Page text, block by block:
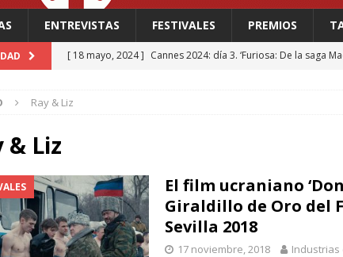
ENTREVISTAS FESTIVALES PREMIOS
[ 18 mayo, 2024 ] Cannes 2024: día 3. ‘Furiosa: De la saga
[ 18 mayo, 2024 ]
FESTIVALES
[ 12 febrero, 2024 ]
arte”
ENTREVISTAS
Ray & Liz
& Liz
El film ucraniano
Giraldillo de Oro del
Sevilla 2018
17 noviembre, 2018 Industrias